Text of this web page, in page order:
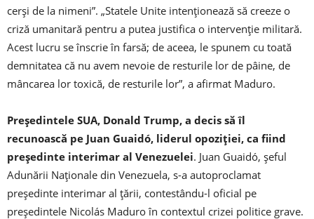
cerşi de la nimeni”. „Statele Unite intenţionează să creeze o
criză umanitară pentru a putea justifica o intervenţie militară.
Acest lucru se înscrie în farsă; de aceea, le spunem cu toată
demnitatea că nu avem nevoie de resturile lor de pâine, de
mâncarea lor toxică, de resturile lor”, a afirmat Maduro.
Preşedintele SUA, Donald Trump, a decis să îl
recunoască pe Juan Guaidó, liderul opoziţiei, ca fiind
preşedinte interimar al Venezuelei. Juan Guaidó, şeful
Adunării Naţionale din Venezuela, s-a autoproclamat
preşedinte interimar al ţării, contestându-l oficial pe
preşedintele Nicolás Maduro în contextul crizei politice grave.